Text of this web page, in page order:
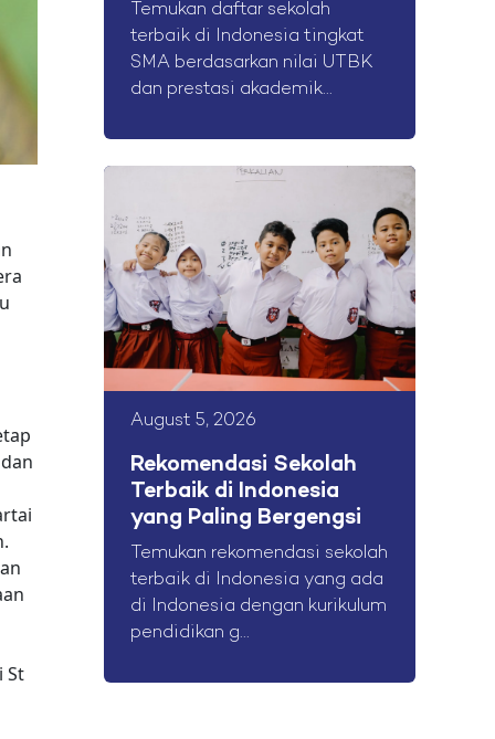
St
Temukan daftar sekolah
terbaik di Indonesia tingkat
SMA berdasarkan nilai UTBK
dan prestasi akademik...
August 5, 2026
Rekomendasi Sekolah
Terbaik di Indonesia
yang Paling Bergengsi
Temukan rekomendasi sekolah
terbaik di Indonesia yang ada
di Indonesia dengan kurikulum
pendidikan g...